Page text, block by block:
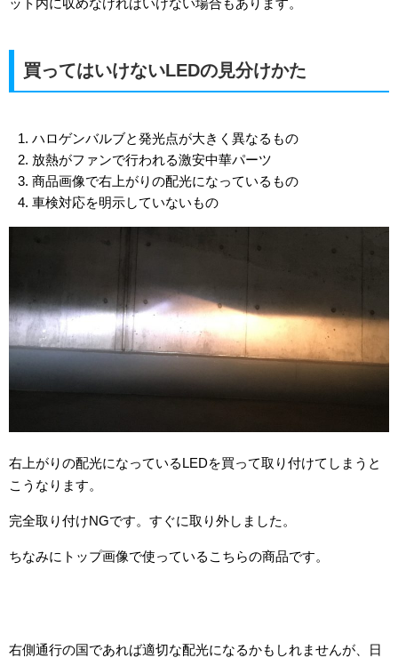
買ってはいけないLEDの見分けかた
ハロゲンバルブと発光点が大きく異なるもの
放熱がファンで行われる激安中華パーツ
商品画像で右上がりの配光になっているもの
車検対応を明示していないもの
右上がりの配光になっているLEDを買って取り付けてしまうと
こうなります。
完全取り付けNGです。すぐに取り外しました。
ちなみにトップ画像で使っているこちらの商品です。
右側通行の国であれば適切な配光になるかもしれませんが、日